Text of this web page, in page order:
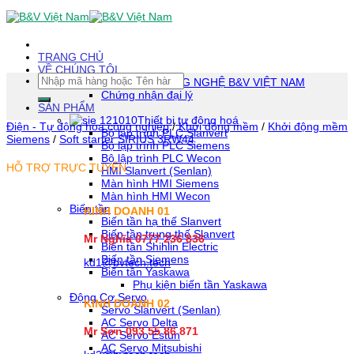
Skip
To
(tạm
dịch)
TRANG CHỦ
VỀ CHÚNG TÔI
CÔNG TY TNHH CÔNG NGHỆ B&V VIỆT NAM
Chứng nhận đại lý
SẢN PHẨM
Thiết bị tự động hoá
Bộ lập trình PLC Slanvert
Bộ lập trình PLC Siemens
Bộ lập trình PLC Wecon
HMI Slanvert (Senlan)
Màn hình HMI Siemens
Màn hình HMI Wecon
Biến tần
Biến tần hạ thế Slanvert
Biến tần trung thế Slanvert
Biến tần Shihlin Electric
Biến tần Siemens
Biến tần Yaskawa
Phụ kiện biến tần Yaskawa
Động Cơ Servo
Servo Slanvert (Senlan)
AC Servo Delta
AC Servo Estun
AC Servo Mitsubishi
Tìm
kiếm:
Điện - Tự động hóa công nghiệp / Khởi động mềm / Khởi động mềm
Siemens / Soft starter SIRIUS 3RW44
HỖ TRỢ TRỰC TUYẾN
KINH DOANH 01
Mr Nghĩa 0777 236 836
kd1@bvtech.tech
KINH DOANH 02
Mr Sơn093 55 86 871